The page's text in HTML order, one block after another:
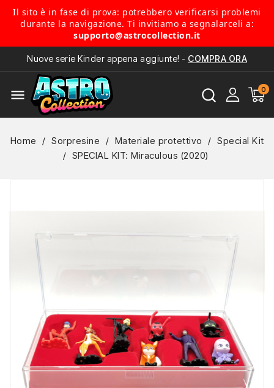
Il sito è in fase di prova: potrebbero verificarsi problemi
durante la navigazione. Ti invitiamo a segnalarceli a:
supporto@astrocollection.it
Nuove serie Kinder appena aggiunte! - COMPRA ORA
menu
Home Sorpresine Materiale protettivo
Special Kit
SPECIAL KIT: Miraculous (2020)